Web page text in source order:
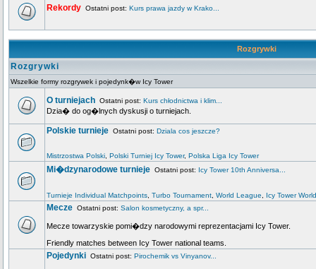
Rekordy Ostatni post: Kurs prawa jazdy w Krako...
Rozgrywki
Rozgrywki
Wszelkie formy rozgrywek i pojedynk�w Icy Tower
O turniejach Ostatni post: Kurs chłodnictwa i klim...
Dzia� do og�lnych dyskusji o turniejach.
Polskie turnieje Ostatni post: Dziala cos jeszcze?
Mistrzostwa Polski Polski Turniej Icy Tower, Polska Liga Icy Tower
Mi�dzynarodowe turnieje Ostatni post: Icy Tower 10th Anniversa...
Turnieje Individual Matchpoints Turbo Tournament World League Icy Tower
Mecze Ostatni post: Salon kosmetyczny, a spr...
Mecze towarzyskie pomi�dzy narodowymi reprezentacjami Icy Tower.
Friendly matches between Icy Tower national teams.
Pojedynki Ostatni post: Pirochemik vs Vinyanov...